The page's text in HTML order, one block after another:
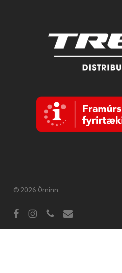
© 2026 Örninn.
FacebookInstagram
sími tölvupóstur